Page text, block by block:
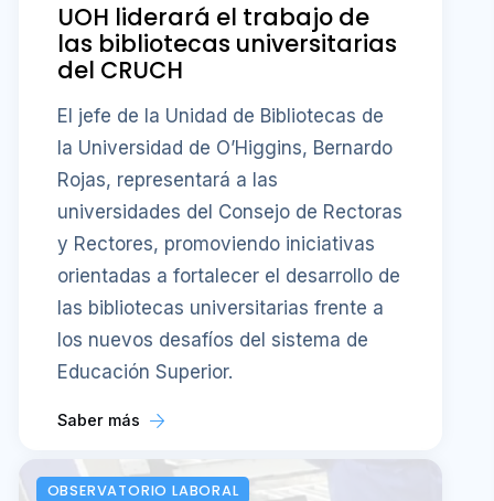
UOH liderará el trabajo de
las bibliotecas universitarias
del CRUCH
El jefe de la Unidad de Bibliotecas de
la Universidad de O’Higgins, Bernardo
Rojas, representará a las
universidades del Consejo de Rectoras
y Rectores, promoviendo iniciativas
orientadas a fortalecer el desarrollo de
las bibliotecas universitarias frente a
los nuevos desafíos del sistema de
Educación Superior.
Saber más
OBSERVATORIO LABORAL